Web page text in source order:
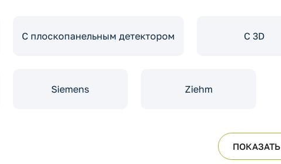
С плоскопанельным детектором С 3D
Siemens Ziehm